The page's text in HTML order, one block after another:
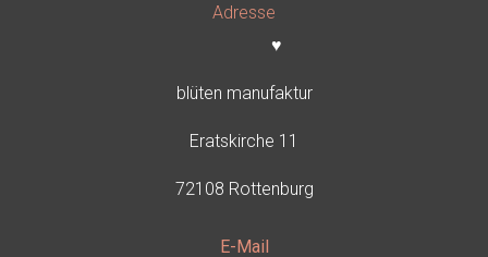
Adresse
♥
blüten manufaktur
Eratskirche 11
72108 Rottenburg
E-Mail